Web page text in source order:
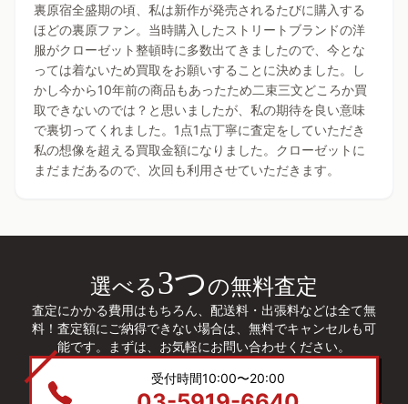
裏原宿全盛期の頃、私は新作が発売されるたびに購入する
ほどの裏原ファン。当時購入したストリートブランドの洋
服がクローゼット整頓時に多数出てきましたので、今とな
っては着ないため買取をお願いすることに決めました。し
かし今から10年前の商品もあったため二束三文どころか買
取できないのでは？と思いましたが、私の期待を良い意味
で裏切ってくれました。1点1点丁寧に査定をしていただき
私の想像を超える買取金額になりました。クローゼットに
まだまだあるので、次回も利用させていただきます。
選べる3つの無料査定
査定にかかる費用はもちろん、配送料・出張料などは全て無
料！査定額にご納得できない場合は、無料でキャンセルも可
能です。まずは、お気軽にお問い合わせください。
03-5919-6640